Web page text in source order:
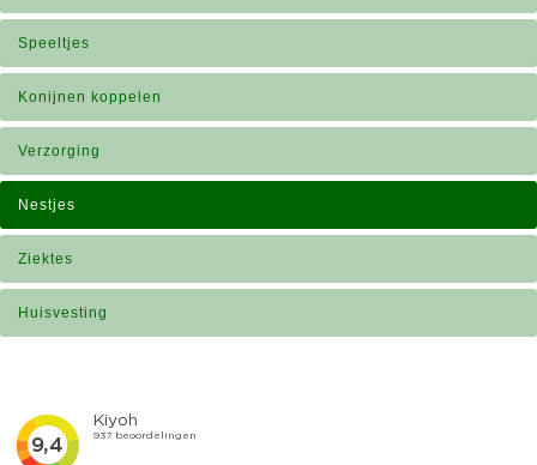
Speeltjes
Konijnen koppelen
Verzorging
Nestjes
Ziektes
Huisvesting